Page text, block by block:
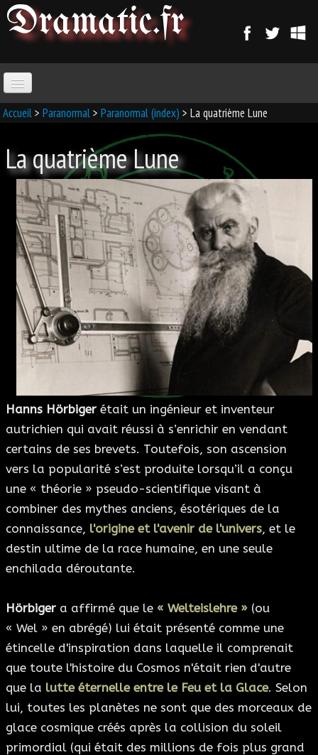
Dramatic.fr
ACCUEIL
PARANORMAL
MAGIE
SORCELLERIE
MAGIE D'AMOUR
MAGIE ARABE
ESOTÉRISME
BLOG
A PROPOS
Accueil> Paranormal> Paranormal (index) > La quatrième Lune
La quatrième Lune
Hanns Hörbiger était un ingénieur et inventeur
autrichien qui avait réussi à s’enrichir en vendant
certains de ses brevets. Toutefois, son ascension
vers la popularité s’est produite lorsqu’il a conçu
une « théorie » pseudo-scientifique visant à
combiner des mythes anciens, ésotériques de la
connaissance, l'origine et l'avenir de l'univers, et le
destin ultime de la race humaine, en une seule
enchilada déroutante.
Hörbiger a affirmé que le « Welteislehre » (ou
« Wel » en abrégé) lui était présenté comme une
étincelle d'inspiration dans laquelle il comprenait
que toute l'histoire du Cosmos n'était rien d'autre
que la lutte éternelle entre le Feu et la Glace. Selon
lui, toutes les planètes ne sont que des morceaux de
glace cosmique créés après la collision du soleil
primordial (qui était des millions de fois plus grand